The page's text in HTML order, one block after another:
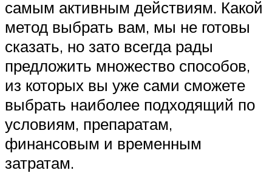
самым активным действиям. Какой
метод выбрать вам, мы не готовы
сказать, но зато всегда рады
предложить множество способов,
из которых вы уже сами сможете
выбрать наиболее подходящий по
условиям, препаратам,
финансовым и временным
затратам.